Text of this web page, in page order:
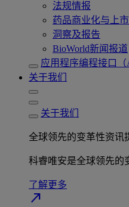
法规情报
药品商业化与上
洞察及报告
BioWorld新闻报道
应用程序编程接口
关于我们
关于我们
全球领先的变革性资讯
科睿唯安是全球领先的
了解更多
north_east